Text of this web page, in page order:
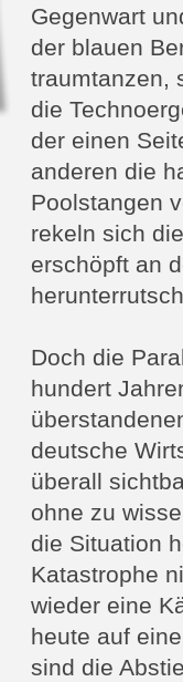
Gegenwart
der blauen
traumtanzen,
die
der einen
anderen die
Poolstangen
rekeln sich
erschöpft an
Doch die
hundert
deutsche
überall
ohne zu
die Situation
Katastrophe
wieder eine
heute auf
sind die